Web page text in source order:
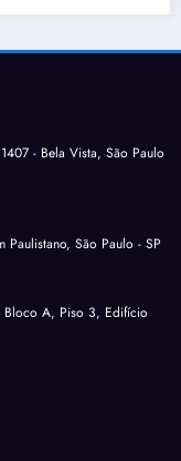
- Bela Vista, São Paulo
Paulistano, São Paulo - SP
Bloco A, Piso 3, Edifício